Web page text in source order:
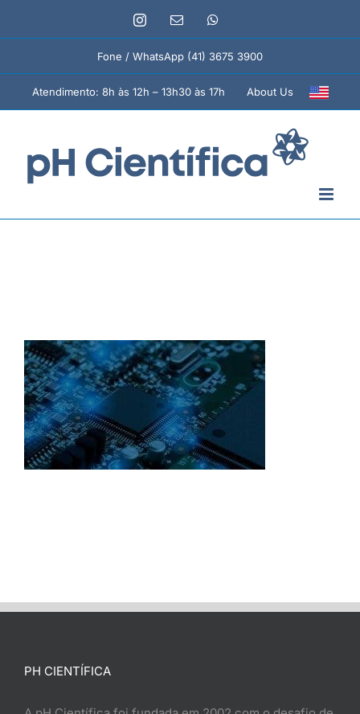
conteúdo
Instagram
E-
Fone / WhatsApp (41) 3675 3900
Atendimento: 8h às 12h – 13h30 às 17h About Us
PH CIENTÍFICA